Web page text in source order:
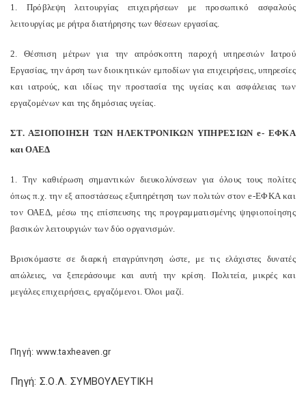
1. Πρόβλεψη λειτουργίας επιχειρήσεων με προσωπικό ασφαλούς
λειτουργίας με ρήτρα διατήρησης των θέσεων εργασίας.
2. Θέσπιση μέτρων για την απρόσκοπτη παροχή υπηρεσιών Ιατρού
Εργασίας, την άρση των διοικητικών εμποδίων για επιχειρήσεις, υπηρεσίες
και ιατρούς, και ιδίως την προστασία της υγείας και ασφάλειας των
εργαζομένων και της δημόσιας υγείας.
ΣΤ. ΑΞΙΟΠΟΙΗΣΗ ΤΩΝ ΗΛΕΚΤΡΟΝΙΚΩΝ ΥΠΗΡΕΣΙΩΝ e- ΕΦΚΑ
και ΟΑΕΔ
1. Την καθιέρωση σημαντικών διευκολύνσεων για όλους τους πολίτες
όπως π.χ. την εξ αποστάσεως εξυπηρέτηση των πολιτών στον e-ΕΦΚΑ και
τον ΟΑΕΔ, μέσω της επίσπευσης της προγραμματισμένης ψηφιοποίησης
βασικών λειτουργιών των δύο οργανισμών.
Βρισκόμαστε σε διαρκή επαγρύπνηση ώστε, με τις ελάχιστες δυνατές
απώλειες, να ξεπεράσουμε και αυτή την κρίση. Πολιτεία, μικρές και
μεγάλες επιχειρήσεις, εργαζόμενοι. Όλοι μαζί.
Πηγή: www.taxheaven.gr
Πηγή: Σ.Ο.Λ. ΣΥΜΒΟΥΛΕΥΤΙΚΗ